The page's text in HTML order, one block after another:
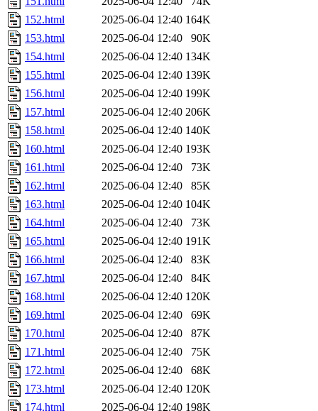
152.html
2025-06-04 12:40 164K
153.html
2025-06-04 12:40
90K
154.html
2025-06-04 12:40 134K
155.html
2025-06-04 12:40 139K
156.html
2025-06-04 12:40 199K
157.html
2025-06-04 12:40 206K
158.html
2025-06-04 12:40 140K
160.html
2025-06-04 12:40 193K
161.html
2025-06-04 12:40
73K
162.html
2025-06-04 12:40
85K
163.html
2025-06-04 12:40 104K
164.html
2025-06-04 12:40
73K
165.html
2025-06-04 12:40 191K
166.html
2025-06-04 12:40
83K
167.html
2025-06-04 12:40
84K
168.html
2025-06-04 12:40 120K
169.html
2025-06-04 12:40
69K
170.html
2025-06-04 12:40
87K
171.html
2025-06-04 12:40
75K
172.html
2025-06-04 12:40
68K
173.html
2025-06-04 12:40 120K
174.html
2025-06-04 12:40 198K